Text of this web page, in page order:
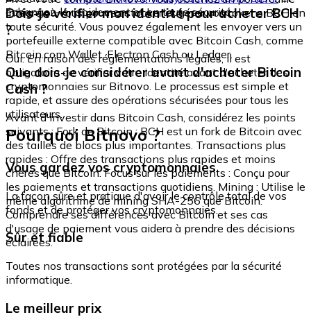
échangez-le rapidement et en toute sécurité.
intégré où vous pouvez stocker et gérer vos tokens BCH en
toute sécurité. Vous pouvez également les envoyer vers un
portefeuille externe compatible avec Bitcoin Cash, comme
Bitcoin.com Wallet, Electron Cash ou Ledger.
Dois-je vérifier mon identité pour acheter BCH
?
Oui. En raison des réglementations légales, il est
obligatoire de vérifier votre identité avant d'acheter des
cryptomonnaies sur Bitnovo. Le processus est simple et
rapide, et assure des opérations sécurisées pour tous les
utilisateurs.
Que dois-je considérer avant d'acheter Bitcoin
Cash ?
Avant d'investir dans Bitcoin Cash, considérez les points
suivants : Fork de Bitcoin : BCH est un fork de Bitcoin avec
des tailles de blocs plus importantes. Transactions plus
rapides : Offre des transactions plus rapides et moins
chères que Bitcoin. Focus sur les paiements : Conçu pour
les paiements et transactions quotidiens. Mining : Utilise le
même algorithme de mining SHA-256 que Bitcoin.
Comprendre ses différences avec Bitcoin et ses cas
d'usage de paiement vous aidera à prendre des décisions
éclairées.
Pourquoi Bitnovo ?
Vous gardez vos cryptomonnaies
La façon sûre et pratique d'avoir le contrôle total de vos
fonds et de protéger vos cryptomonnaies.
Sûr et fiable
Toutes nos transactions sont protégées par la sécurité
informatique.
Le meilleur prix